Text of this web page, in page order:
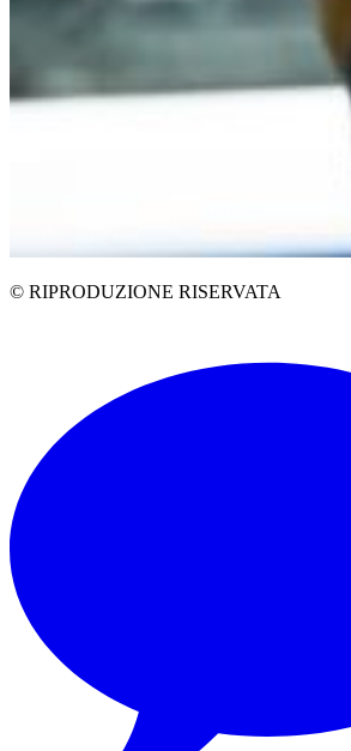
© RIPRODUZIONE RISERVATA